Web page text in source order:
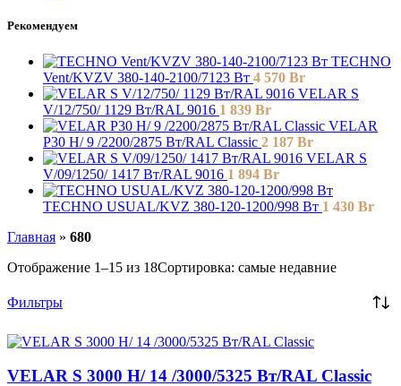
Рекомендуем
TECHNO
Vent/KVZV 380-140-2100/7123 Вт 4 570 Br
VELAR S
V/12/750/ 1129 Bт/RAL 9016 1 839 Br
VELAR
P30 H/ 9 /2200/2875 Вт/RAL Classic 2 187 Br
VELAR S
V/09/1250/ 1417 Bт/RAL 9016 1 894 Br
TECHNO USUAL/KVZ 380-120-1200/998 Вт 1 430 Br
Главная » 680
Отображение 1–15 из 18Сортировка: самые недавние
Фильтры
VELAR S 3000 H/ 14 /3000/5325 Вт/RAL Classic